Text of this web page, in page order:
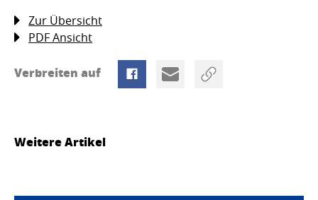
Zur Übersicht
PDF Ansicht
Verbreiten auf
Weitere Artikel